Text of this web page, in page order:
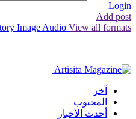
Login
Add post
Image Audio View all formats
آخر
المحبوب
أحدث الأخبار